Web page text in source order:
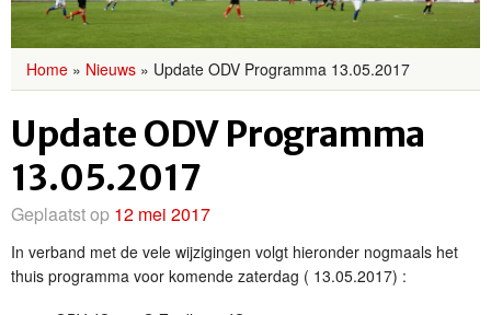
Home » Nieuws » Update ODV Programma 13.05.2017
Update ODV Programma
13.05.2017
Geplaatst op 12 mei 2017
In verband met de vele wijzigingen volgt hieronder nogmaals het
thuis programma voor komende zaterdag ( 13.05.2017) :